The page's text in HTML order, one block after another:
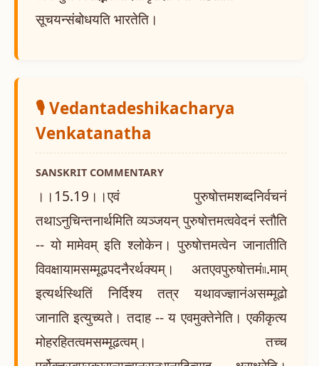
सूचयन्संबोधयति भारतेति।
🎙️ Vedantadeshikacharya
Venkatanatha
SANSKRIT COMMENTARY
।।15.19।।एवं पुरुषोत्तमशब्दनिर्वचनं
तथाऽनुचिन्तनार्थमिति व्यञ्जयन् पुरुषोत्तमत्ववेदनं स्तौति
-- यो मामेवम् इति श्लोकेन। पुरुषोत्तमत्वेन जानातीति
विवक्षायामसम्मूढपदनैरर्थक्यम्। अतएवपुरुषोत्तमं৷৷.माम्
इत्यर्थस्थितिं निर्दिश्य तत्र यथावज्ज्ञानंअसम्मूढो
जानाति इत्युच्यते। तदाह -- य एवमुक्तेनेति। एकीकृत्य
मोहरहितत्वमसम्मूढत्वम्। तच्च